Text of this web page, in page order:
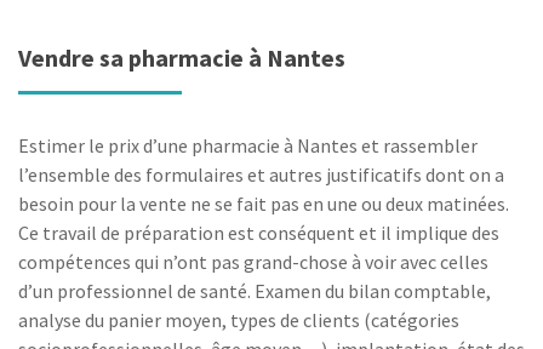
Vendre sa pharmacie à Nantes
Estimer le prix d’une pharmacie à Nantes et rassembler
l’ensemble des formulaires et autres justificatifs dont on a
besoin pour la vente ne se fait pas en une ou deux matinées.
Ce travail de préparation est conséquent et il implique des
compétences qui n’ont pas grand-chose à voir avec celles
d’un professionnel de santé. Examen du bilan comptable,
analyse du panier moyen, types de clients (catégories